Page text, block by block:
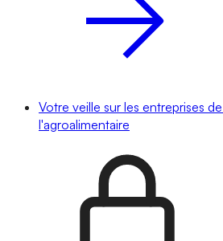
Votre veille sur les entreprises
l'agroalimentaire